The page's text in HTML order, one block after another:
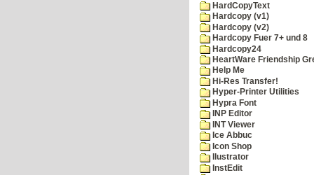
HardCopyText
Hardcopy (v1)
Hardcopy (v2)
Hardcopy Fuer 7+ und 8
Hardcopy24
HeartWare Friendship
Help Me
Hi-Res Transfer!
Hyper-Printer Utilities
Hypra Font
INP Editor
INT Viewer
Ice Abbuc
Icon Shop
Ilustrator
InstEdit